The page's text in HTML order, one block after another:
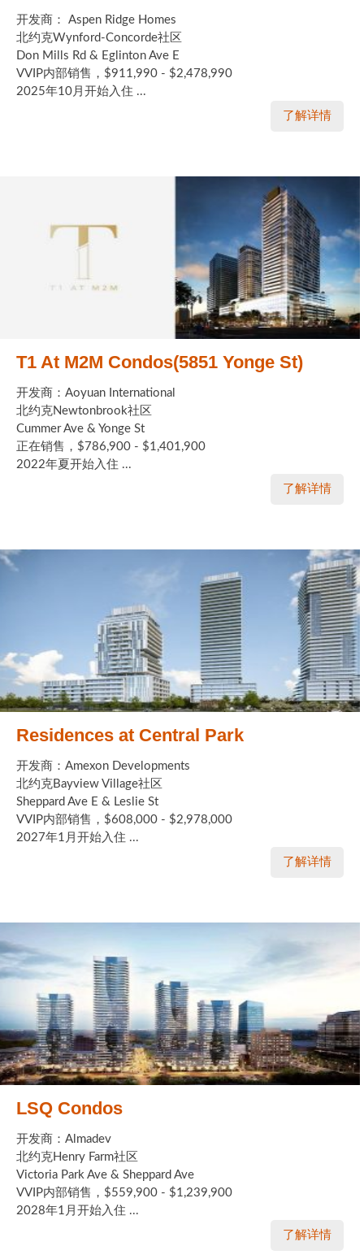
开发商： Aspen Ridge Homes
北约克Wynford-Concorde社区
Don Mills Rd & Eglinton Ave E
VVIP内部销售，$911,990 - $2,478,990
2025年10月开始入住 ...
了解详情
T1 At M2M Condos(5851 Yonge St)
开发商：Aoyuan International
北约克Newtonbrook社区
Cummer Ave & Yonge St
正在销售，$786,900 - $1,401,900
2022年夏开始入住 ...
了解详情
Residences at Central Park
开发商：Amexon Developments
北约克Bayview Village社区
Sheppard Ave E & Leslie St
VVIP内部销售，$608,000 - $2,978,000
2027年1月开始入住 ...
了解详情
LSQ Condos
开发商：Almadev
北约克Henry Farm社区
Victoria Park Ave & Sheppard Ave
VVIP内部销售，$559,900 - $1,239,900
2028年1月开始入住 ...
了解详情